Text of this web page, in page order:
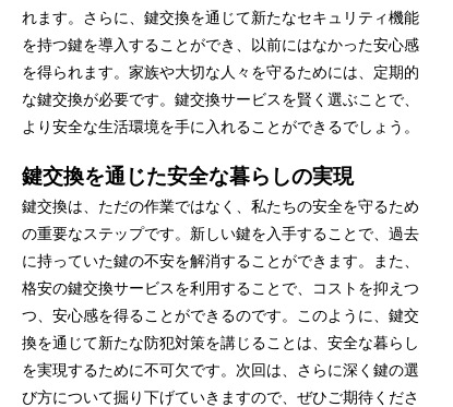
れます。さらに、鍵交換を通じて新たなセキュリティ機能
を持つ鍵を導入することができ、以前にはなかった安心感
を得られます。家族や大切な人々を守るためには、定期的
な鍵交換が必要です。鍵交換サービスを賢く選ぶことで、
より安全な生活環境を手に入れることができるでしょう。
鍵交換を通じた安全な暮らしの実現
鍵交換は、ただの作業ではなく、私たちの安全を守るため
の重要なステップです。新しい鍵を入手することで、過去
に持っていた鍵の不安を解消することができます。また、
格安の鍵交換サービスを利用することで、コストを抑えつ
つ、安心感を得ることができるのです。このように、鍵交
換を通じて新たな防犯対策を講じることは、安全な暮らし
を実現するために不可欠です。次回は、さらに深く鍵の選
び方について掘り下げていきますので、ぜひご期待くださ